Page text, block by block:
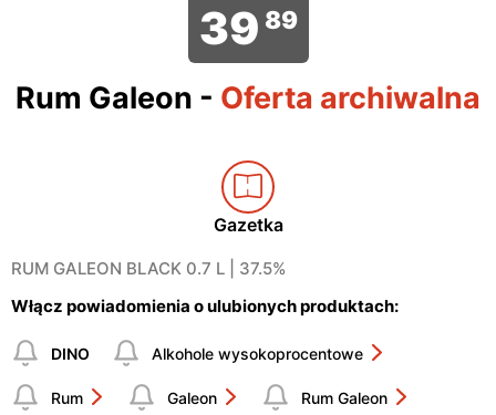
39 89
Rum Galeon - Oferta archiwalna
Gazetka
RUM GALEON BLACK 0.7 L | 37.5%
Włącz powiadomienia o ulubionych produktach:
DINO Alkohole wysokoprocentowe
Rum Galeon Rum Galeon